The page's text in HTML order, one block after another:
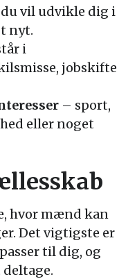
vil udvikle dig i
nyt.
i
jobskifte
– sport,
eller noget
hvor mænd kan
Det vigtigste er
til dig, og